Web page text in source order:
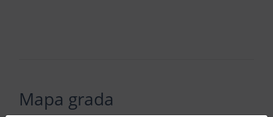
Mapa grada